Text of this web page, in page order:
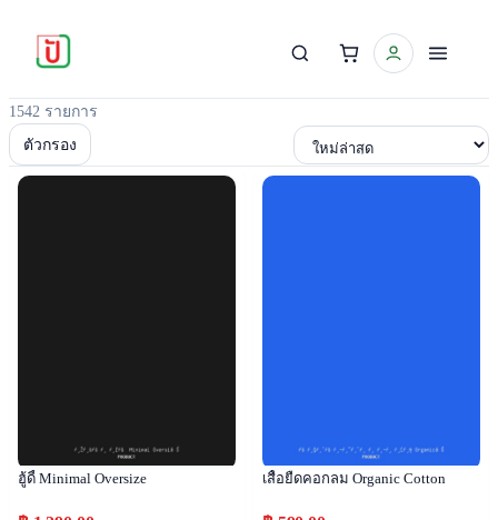
1542 รายการ
ตัวกรอง เรียงตาม
ฮู้ดี้ Minimal Oversize เสื้อยืดคอกลม Organic Cotton